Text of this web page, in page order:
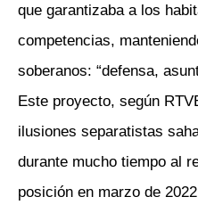
que garantizaba a los
competencias,
soberanos: “defensa,
Este proyecto, según
ilusiones separatistas
durante mucho tiempo al
posición en marzo de